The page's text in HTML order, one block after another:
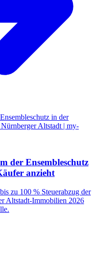
der Ensembleschutz
anzieht
zu 100 % Steuerabzug der
Altstadt-Immobilien 2026